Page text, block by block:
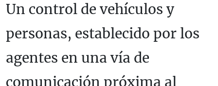
Un control de vehículos y
personas, establecido por los
agentes en una vía de
comunicación próxima al